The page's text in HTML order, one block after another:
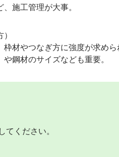
工管理が大事。
やつなぎ方に強度が求めら
材のサイズなども重要。
してください。